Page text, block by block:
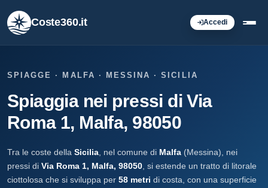
Coste360.it Accedi
SPIAGGE · MALFA · MESSINA · SICILIA
Spiaggia nei pressi di Via
Roma 1, Malfa, 98050
Tra le coste della Sicilia , nel comune di Malfa (Messina), nei
pressi di Via Roma 1, Malfa, 98050 , si estende un tratto di litorale
ciottolosa che si sviluppa per 58 metri di costa, con una superficie